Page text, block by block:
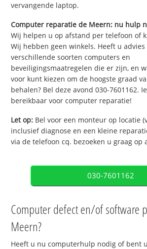
vervangende laptop.
Computer reparatie de Meern: nu hulp
Wij helpen u op afstand per telefoon of
Wij hebben geen winkels. Heeft u
verschillende soorten computers en
beveiligingsmaatregelen die er zijn, en
voor kunt kiezen om de hoogste graad
behalen? Bel deze avond 030-7601162.
bereikbaar voor computer reparatie!
Let op: Bel voor een monteur op locatie
inclusief diagnose en een kleine
via de telefoon cq. bezoeken u graag op
030-7601162
Computer defect en/of software
Meern?
Heeft u nu computerhulp nodig of bent